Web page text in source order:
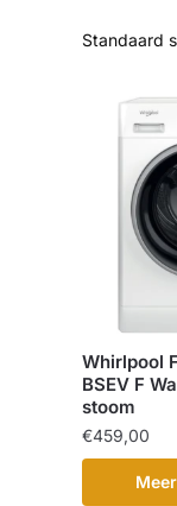
Whirlpool
BSEV F
stoom
€459,00